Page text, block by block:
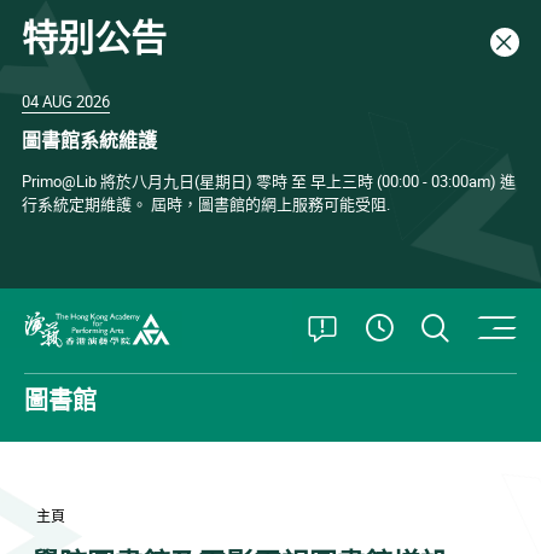
特别公告 關閉
04 AUG 2026
圖書館系統維護
Primo@Lib 將於八月九日(星期日) 零時 至 早上三時 (00:00 - 03:00am) 進
行系統定期維護。 屆時，圖書館的網上服務可能受阻.
打開特別公告
查看開放時
打開
圖書館
主頁